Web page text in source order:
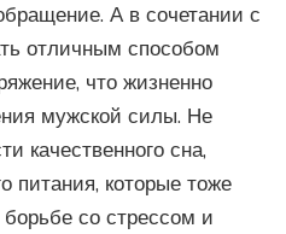
А в сочетании с
отличным способом
что жизненно
мужской силы. Не
качественного сна,
питания, которые тоже
со стрессом и